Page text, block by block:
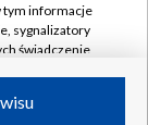
tym informacje
sygnalizatory
świadczenie